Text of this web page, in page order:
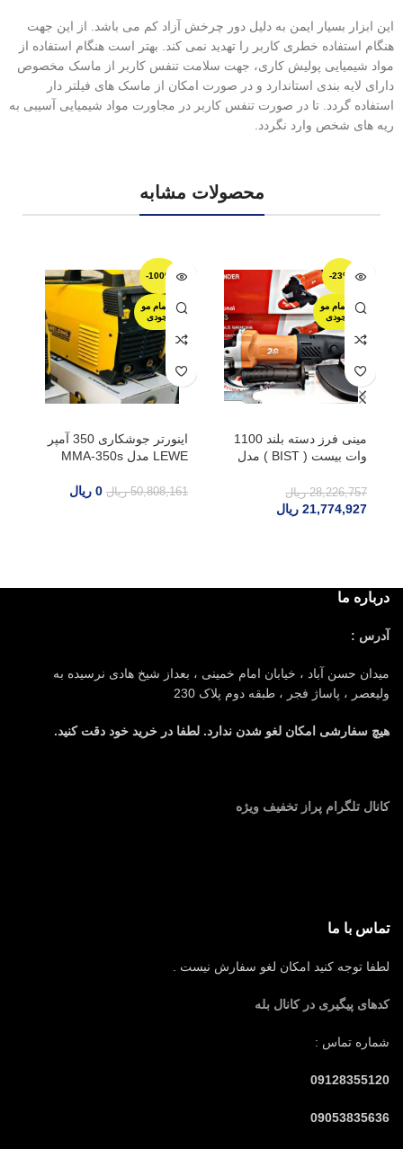
این ابزار بسیار ایمن به دلیل دور چرخش آزاد کم می باشد. از این جهت
هنگام استفاده خطری کاربر را تهدید نمی کند. بهتر است هنگام استفاده از
مواد شیمیایی پولیش کاری، جهت سلامت تنفس کاربر از ماسک مخصوص
دارای لایه بندی استاندارد و در صورت امکان از ماسک های فیلتر دار
استفاده گردد. تا در صورت تنفس کاربر در مجاورت مواد شیمیایی آسیبی به
ریه های شخص وارد نگردد.
محصولات مشابه
-23%
اتمام مو
جودی
مینی فرز دسته بلند 1100
وات بیست ( BIST ) مدل
28,226,757 ریال
21,774,927 ریال
-100%
اتمام مو
جودی
اینورتر جوشکاری 350 آمپر
LEWE مدل MMA-350s
50,808,161 ریال 0 ریال
درباره ما
آدرس :
میدان حسن آباد ، خیابان امام خمینی ، بعداز شیخ هادی نرسیده به
ولیعصر ، پاساژ فجر ، طبقه دوم پلاک 230
هیچ سفارشی امکان لغو شدن ندارد. لطفا در خرید خود دقت کنید.
کانال تلگرام پراز تخفیف ویژه
تماس با ما
لطفا توجه کنید امکان لغو سفارش نیست .
کدهای پیگیری در کانال بله
شماره تماس :
09128355120
09053835636